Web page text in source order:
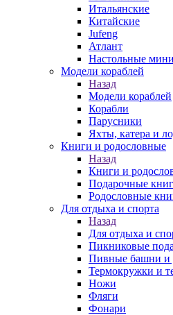
Итальянские
Китайские
Jufeng
Атлант
Настольные
Модели кораблей
Назад
Модели кораблей
Корабли
Парусники
Яхты, катера и
Книги и родословные
Назад
Книги и
Подарочные
Родословные
Для отдыха и спорта
Назад
Для отдыха и
Пикниковые
Пивные башни и
Термокружки и
Ножи
Фляги
Фонари